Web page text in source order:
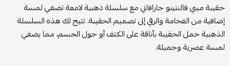
حقيبة ميني فالنتينو جارافاني مع سلسلة ذهبية لامعة تضفي لمسة
إضافية من الفخامة والرقي إلى تصميم الحقيبة. تتيح لك هذه السلسلة
الذهبية حمل الحقيبة بأناقة على الكتف أو حول الجسم، مما يضفي
لمسة عصرية وجميلة.